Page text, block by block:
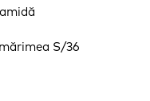
mărimea S/36